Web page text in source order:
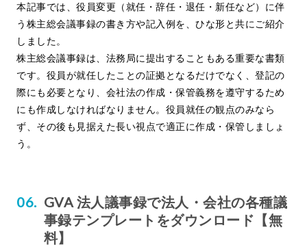
本記事では、役員変更（就任・辞任・退任・新任など）に伴
う株主総会議事録の書き方や記入例を、ひな形と共にご紹介
しました。
株主総会議事録は、法務局に提出することもある重要な書類
です。役員が就任したことの証拠となるだけでなく、登記の
際にも必要となり、会社法の作成・保管義務を遵守するため
にも作成しなければなりません。役員就任の観点のみなら
ず、その後も見据えた長い視点で適正に作成・保管しましょ
う。
GVA 法人議事録で法人・会社の各種議
事録テンプレートをダウンロード【無
料】